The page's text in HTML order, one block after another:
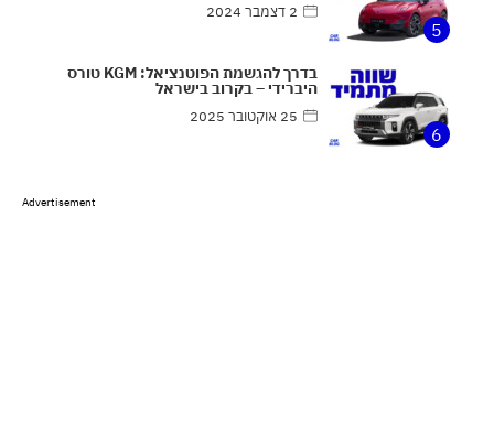
5
2 דצמבר 2024
6
בדרך להגשמת הפוטנציאל: KGM טורס
היברידי – בקרוב בישראל
25 אוקטובר 2025
Advertisement